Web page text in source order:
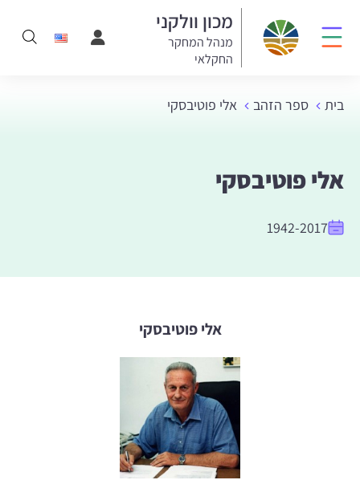
מכון וולקני
מנהל המחקר
החקלאי
אלי פוטיבסקי
1942-2017
בית ספר הזהב אלי פוטיבסקי
אלי פוטיבסקי